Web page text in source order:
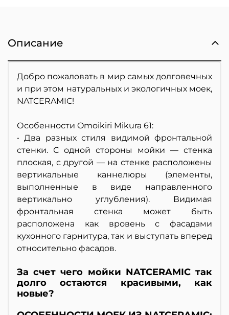
Описание
Добро пожаловать в мир самых долговечных
и при этом натуральных и экологичных моек,
NATCERAMIC!
Особенности Omoikiri Mikura 61:
• Два разных стиля видимой фронтальной
стенки. С одной стороны мойки — стенка
плоская, с другой — на стенке расположены
вертикальные каннелюры (элементы,
выполненные в виде направленного
вертикально углубления). Видимая
фронтальная стенка может быть
расположена как вровень с фасадами
кухонного гарнитура, так и выступать вперед
относительно фасадов.
За счет чего мойки NATCERAMIC так
долго остаются красивыми, как
новые?